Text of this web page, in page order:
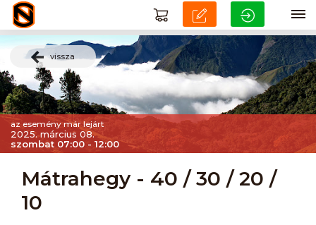
vissza
az esemény már lejárt
2025. március 08.
szombat 07:00 - 12:00
Mátrahegy - 40 / 30 / 20 /
10